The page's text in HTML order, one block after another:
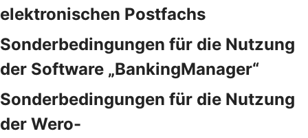
elektronischen Postfachs
Sonderbedingungen für die Nutzung
der Software „BankingManager“
Sonderbedingungen für die Nutzung
der Wero-